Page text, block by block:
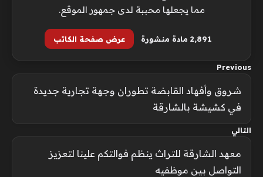
مما يجعلها محببة لدى جمهور الموقع.
2٬891 مادة منشورة عرض صفحة الكاتب
Previous
شروق وأفهاد القابضة تطوران وجهة تجارية جديدة
في كشيشة بالشارقة
التالي
معهد الشارقة للتراث ينظم فوالتكم علينا لتعزيز
التواصل بين موظفيه